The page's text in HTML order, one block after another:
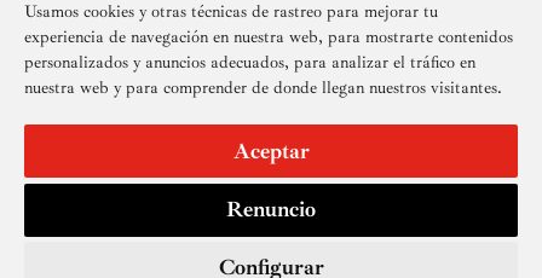
Usamos cookies y otras técnicas de rastreo para mejorar tu
experiencia de navegación en nuestra web, para mostrarte contenidos
personalizados y anuncios adecuados, para analizar el tráfico en
nuestra web y para comprender de donde llegan nuestros visitantes.
Aceptar
Renuncio
Configurar
Suscríbete a nuestra newsletter
AccesibilidadDerechos de imagen
Política de privacidadContactoCookies